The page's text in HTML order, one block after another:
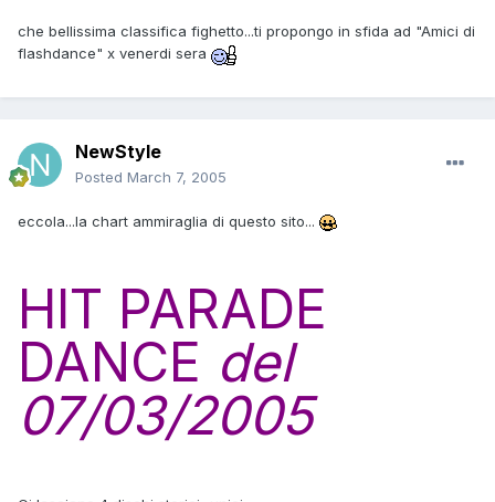
che bellissima classifica fighetto...ti propongo in sfida ad "Amici di
flashdance" x venerdi sera
NewStyle
Posted March 7, 2005
eccola...la chart ammiraglia di questo sito...
HIT PARADE
DANCE del
07/03/2005